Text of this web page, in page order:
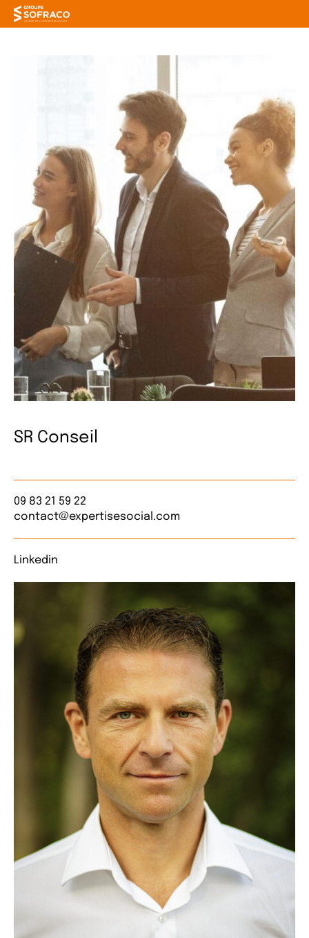
SR Conseil
09 83 21 59 22
contact@expertisesocial.com
Linkedin